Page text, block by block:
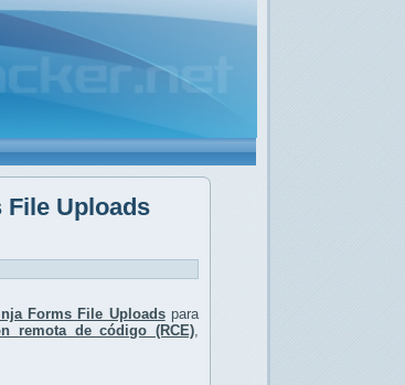
File Uploads
Forms File Uploadspara
remota de código (RCE)